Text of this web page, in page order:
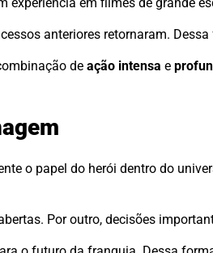
anteriores retornaram.
de ação intensa e
o papel do herói dentro do
Por outro, decisões